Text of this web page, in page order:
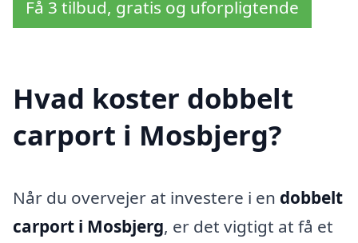
Få 3 tilbud, gratis og uforpligtende
Hvad koster dobbelt
carport i Mosbjerg?
Når du overvejer at investere i en dobbelt
carport i Mosbjerg, er det vigtigt at få et